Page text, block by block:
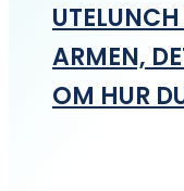
ARMEN,
OM HUR